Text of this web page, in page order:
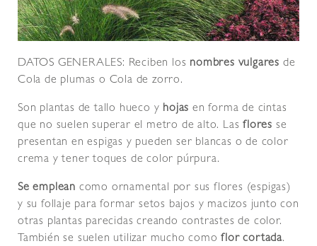
DATOS GENERALES: Reciben los nombres vulgares de
Cola de plumas o Cola de zorro.
Son plantas de tallo hueco y hojas en forma de cintas
que no suelen superar el metro de alto. Lasflores se
presentan en espigas y pueden ser blancas o de color
crema y tener toques de color púrpura.
Se emplean como ornamental por sus flores (espigas)
y su follaje para formar setos bajos y macizos junto con
otras plantas parecidas creando contrastes de color.
También se suelen utilizar mucho comoflor cortada.